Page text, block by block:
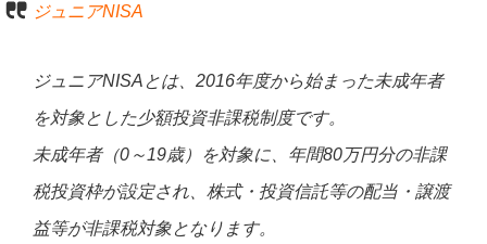
ジュニアNISA
ジュニアNISAとは、2016年度から始まった未成年者
を対象とした少額投資非課税制度です。
未成年者（0～19歳）を対象に、年間80万円分の非課
税投資枠が設定され、株式・投資信託等の配当・譲渡
益等が非課税対象となります。